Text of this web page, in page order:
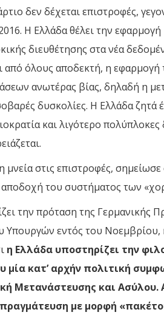
δεν δέχεται επιστροφές,
Η Ελλάδα θέλει την εφαρμογή
διευθέτησης στα νέα
από όλους αποδεκτή, η εφαρμογή
ανωτέρας βίας, δηλαδή η
δυσκολίες. Η Ελλάδα ζητά
και λιγότερο πολύπλοκες
στις επιστροφές,
του συστήματος των
την πρόταση της Γερμανικής
Υπουργών εντός του
η Ελλάδα υποστηρίζει την
μία κατ’ αρχήν πολιτική
Μετανάστευσης και Ασύλου.
με μορφή